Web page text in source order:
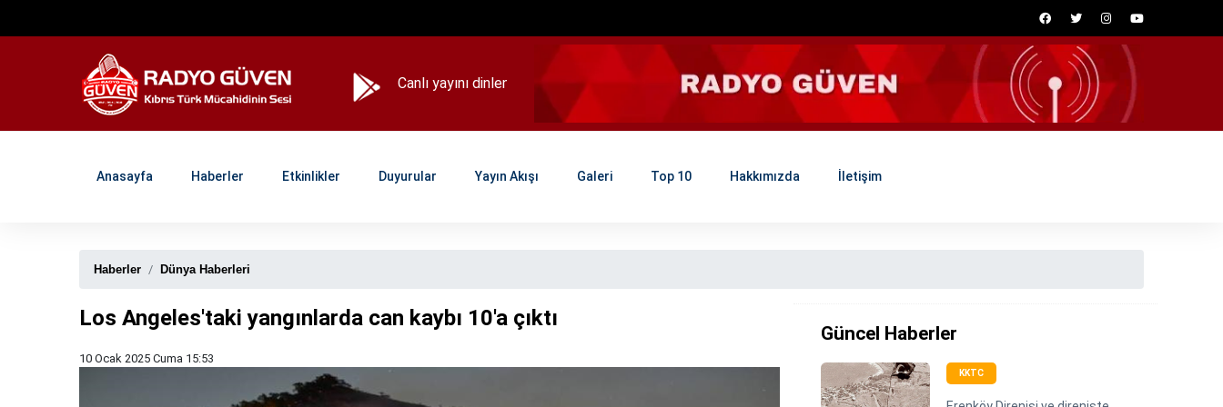
Canlı yayını dinlenemek için tıklayınız..
Anasayfa Haberler Etkinlikler Duyurular Yayın Akışı Galeri Top 10 Hakkımızda İletişim
Haberler Dünya Haberleri
Los Angeles'taki yangınlarda can kaybı 10'a çıktı
10 Ocak 2025 Cuma 15:53
Güncel Haberler
KKTC